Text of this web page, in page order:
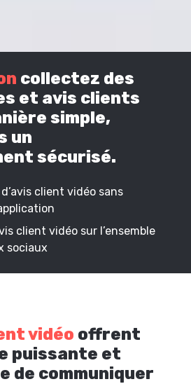
collectez des
et avis clients
simple,
un
sécurisé.
client vidéo sans
client vidéo sur l’ensemble
sociaux
vidéo offrent
puissante et
de communiquer